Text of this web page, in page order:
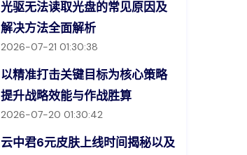
光驱无法读取光盘的常见原因及
解决方法全面解析
2026-07-21 01:30:38
以精准打击关键目标为核心策略
提升战略效能与作战胜算
2026-07-20 01:30:42
云中君6元皮肤上线时间揭秘以及